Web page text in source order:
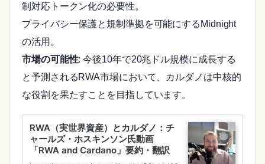
制対応トークン化の必要性。
プライバシー保護と規制準拠を可能にするMidnight
の活用。
市場の可能性: 今後10年で20兆ドル規模に成長する
と予測されるRWA市場において、カルダノは中核的
な役割を果たすことを目指しています。